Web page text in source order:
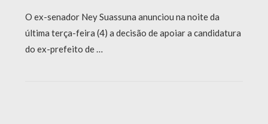
O ex-senador Ney Suassuna anunciou na noite da
última terça-feira (4) a decisão de apoiar a candidatura
do ex-prefeito de …